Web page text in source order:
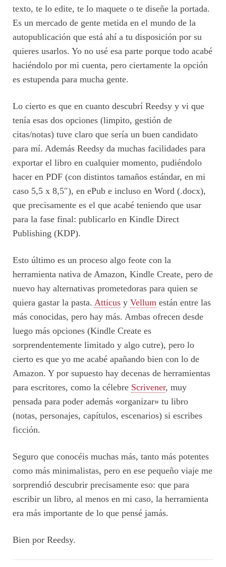
texto, te lo edite, te lo maquete o te diseñe la portada.
Es un mercado de gente metida en el mundo de la
autopublicación que está ahí a tu disposición por su
quieres usarlos. Yo no usé esa parte porque todo acabé
haciéndolo por mi cuenta, pero ciertamente la opción
es estupenda para mucha gente.
Lo cierto es que en cuanto descubrí Reedsy y vi que
tenía esas dos opciones (limpito, gestión de
citas/notas) tuve claro que sería un buen candidato
para mí. Además Reedsy da muchas facilidades para
exportar el libro en cualquier momento, pudiéndolo
hacer en PDF (con distintos tamaños estándar, en mi
caso 5,5 x 8,5″), en ePub e incluso en Word (.docx),
que precisamente es el que acabé teniendo que usar
para la fase final: publicarlo en Kindle Direct
Publishing (KDP).
Esto último es un proceso algo feote con la
herramienta nativa de Amazon, Kindle Create, pero de
nuevo hay alternativas prometedoras para quien se
quiera gastar la pasta. Atticus y Vellum están entre las
más conocidas, pero hay más. Ambas ofrecen desde
luego más opciones (Kindle Create es
sorprendentemente limitado y algo cutre), pero lo
cierto es que yo me acabé apañando bien con lo de
Amazon. Y por supuesto hay decenas de herramientas
para escritores, como la célebre Scrivener, muy
pensada para poder además «organizar» tu libro
(notas, personajes, capítulos, escenarios) si escribes
ficción.
Seguro que conocéis muchas más, tanto más potentes
como más minimalistas, pero en ese pequeño viaje me
sorprendió descubrir precisamente eso: que para
escribir un libro, al menos en mi caso, la herramienta
era más importante de lo que pensé jamás.
Bien por Reedsy.